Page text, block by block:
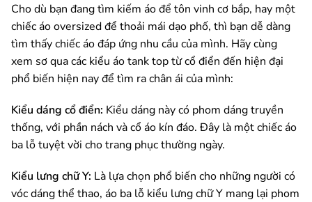
Cho dù bạn đang tìm kiếm áo để tôn vinh cơ bắp, hay một
chiếc áo oversized để thoải mái dạo phố, thì bạn dễ dàng
tìm thấy chiếc áo đáp ứng nhu cầu của mình. Hãy cùng
xem sơ qua các kiểu áo tank top từ cổ điển đến hiện đại
phổ biến hiện nay để tìm ra chân ái của mình:
Kiểu dáng cổ điển: Kiểu dáng này có phom dáng truyền
thống, với phần nách và cổ áo kín đáo. Đây là một chiếc áo
ba lỗ tuyệt vời cho trang phục thường ngày.
Kiểu lưng chữ Y: Là lựa chọn phổ biến cho những người có
vóc dáng thể thao, áo ba lỗ kiểu lưng chữ Y mang lại phom